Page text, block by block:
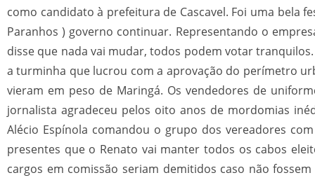
como candidato à prefeitura de Cascavel. Foi uma bela
Paranhos ) governo continuar. Representando o
disse que nada vai mudar, todos podem votar
a turminha que lucrou com a aprovação do perímetro
vieram em peso de Maringá. Os vendedores de
jornalista agradeceu pelos oito anos de mordomias
Alécio Espínola comandou o grupo dos vereadores
presentes que o Renato vai manter todos os cabos
cargos em comissão seriam demitidos caso não